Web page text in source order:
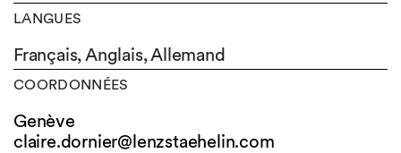
LANGUES
Français,Anglais,Allemand
COORDONNÉES
Genève
claire.dornier@lenzstaehelin.com